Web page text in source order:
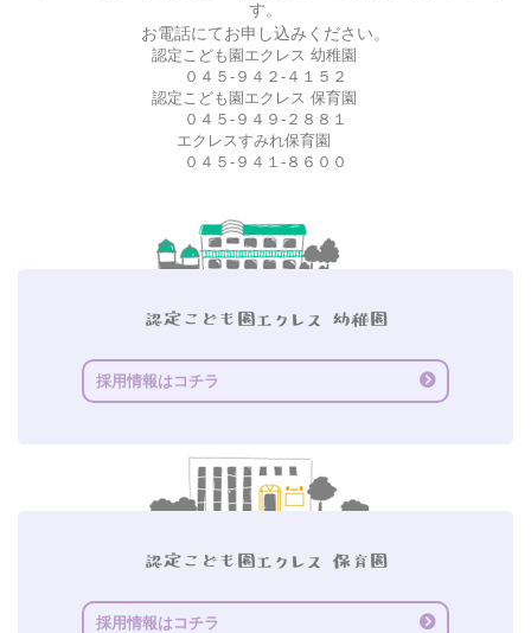
す。
お電話にてお申し込みください。
認定こども園エクレス 幼稚園
０４５-９４２-４１５２
認定こども園エクレス 保育園
０４５-９４９-２８８１
エクレスすみれ保育園
０４５-９４１-８６００
採用情報はコチラ
採用情報はコチラ